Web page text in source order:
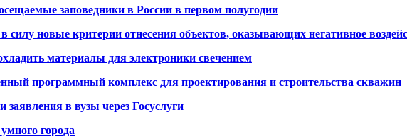
заповедники в России в первом полугодии
силу новые критерии отнесения объектов, оказывающих негативное
материалы для электроники свечением
программный комплекс для проектирования и строительства скважин
в вузы через Госуслуги
города